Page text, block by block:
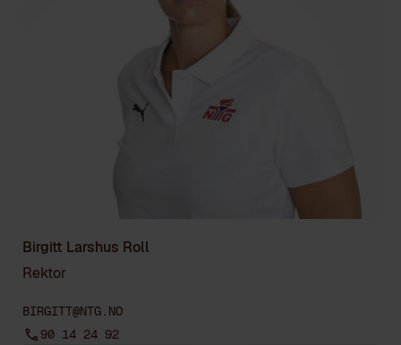
Birgitt Larshus Roll
Rektor
BIRGITT@NTG.NO
90 14 24 92